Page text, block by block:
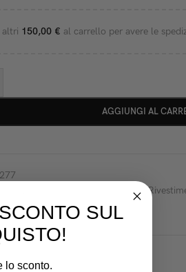
altri 150,00 € al carrello per avere le
AGGIUNGI AL
Gessi-
SUL
lo sconto.